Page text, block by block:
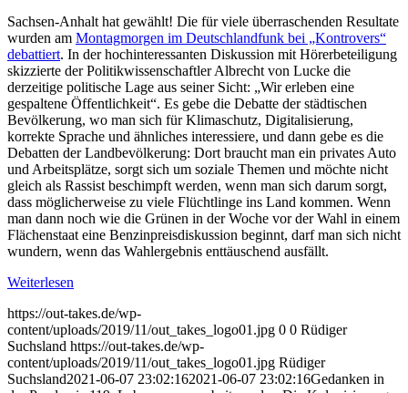
Sachsen-Anhalt hat gewählt! Die für viele überraschenden Resultate
wurden am Montagmorgen im Deutschlandfunk bei „Kontrovers“
debattiert. In der hochinteressanten Diskussion mit Hörerbeteiligung
skizzierte der Politikwissenschaftler Albrecht von Lucke die
derzeitige politische Lage aus seiner Sicht: „Wir erleben eine
gespaltene Öffentlichkeit“. Es gebe die Debatte der städtischen
Bevölkerung, wo man sich für Klimaschutz, Digitalisierung,
korrekte Sprache und ähnliches interessiere, und dann gebe es die
Debatten der Landbevölkerung: Dort braucht man ein privates Auto
und Arbeitsplätze, sorgt sich um soziale Themen und möchte nicht
gleich als Rassist beschimpft werden, wenn man sich darum sorgt,
dass möglicherweise zu viele Flüchtlinge ins Land kommen. Wenn
man dann noch wie die Grünen in der Woche vor der Wahl in einem
Flächenstaat eine Benzinpreisdiskussion beginnt, darf man sich nicht
wundern, wenn das Wahlergebnis enttäuschend ausfällt.
Weiterlesen
https://out-takes.de/wp-
content/uploads/2019/11/out_takes_logo01.jpg 0 0 Rüdiger
Suchsland https://out-takes.de/wp-
content/uploads/2019/11/out_takes_logo01.jpg Rüdiger
Suchsland2021-06-07 23:02:162021-06-07 23:02:16Gedanken in